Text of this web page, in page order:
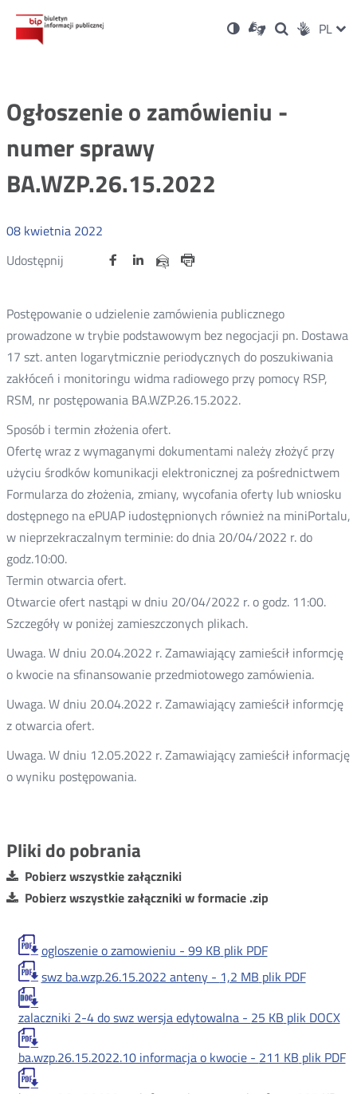
Ustawienia
Wersja
kontrastowa
Dla
niesłyszących
OtwórzOtwórz
w
Otwórz
w
Social PL
Ogłoszenie o zamówieniu -
numer sprawy
BA.WZP.26.15.2022
08 kwietnia 2022
Udostępnij
Udostępnij
Otwórz Udostępnij
na
OtwórzUdostępnij
na
OtwórzUdostępnij
przez
Postępowanie o udzielenie zamówienia publicznego
prowadzone w trybie podstawowym bez negocjacji pn. Dostawa
17 szt. anten logarytmicznie periodycznych do poszukiwania
zakłóceń i monitoringu widma radiowego przy pomocy RSP,
RSM, nr postępowania BA.WZP.26.15.2022.
Sposób i termin złożenia ofert.
Ofertę wraz z wymaganymi dokumentami należy złożyć przy
użyciu środków komunikacji elektronicznej za pośrednictwem
Formularza do złożenia, zmiany, wycofania oferty lub wniosku
dostępnego na ePUAP iudostępnionych również na miniPortalu,
w nieprzekraczalnym terminie: do dnia 20/04/2022 r. do
godz.10:00.
Termin otwarcia ofert.
Otwarcie ofert nastąpi w dniu 20/04/2022 r. o godz. 11:00.
Szczegóły w poniżej zamieszczonych plikach.
Uwaga. W dniu 20.04.2022 r. Zamawiający zamieścił informcję
o kwocie na sfinansowanie przedmiotowego zamówienia.
Uwaga. W dniu 20.04.2022 r. Zamawiający zamieścił informcję
z otwarcia ofert.
Uwaga. W dniu 12.05.2022 r. Zamawiający zamieścił informację
o wyniku postępowania.
Pliki do pobrania
Pobierz wszystkie załączniki
Pobierz wszystkie załączniki w formacie .zip
ogloszenie o zamowieniu - 99 KB plik PDF
swz ba.wzp.26.15.2022 anteny - 1,2 MB plik PDF
zalaczniki 2-4 do swz wersja edytowalna - 25 KB plik DOCX
ba.wzp.26.15.2022.10 informacja o kwocie - 211 KB plik PDF